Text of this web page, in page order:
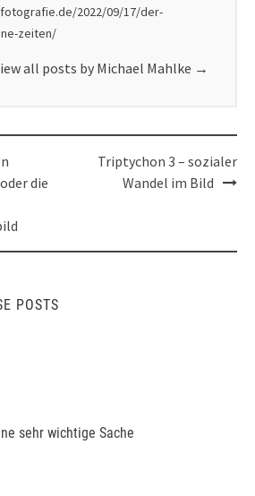
2022/09/17/der-
zeiten/
all posts by Michael Mahlke →
die
Triptychon 3 – sozialer
Wandel im Bild
POSTS
sehr wichtige Sache